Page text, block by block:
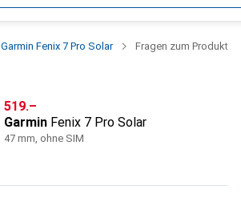
Garmin Fenix 7 Pro Solar Fragen zum Produkt
CHF
519.–
Garmin Fenix 7 Pro Solar
47 mm, ohne SIM